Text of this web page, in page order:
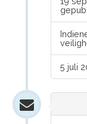
5 juli